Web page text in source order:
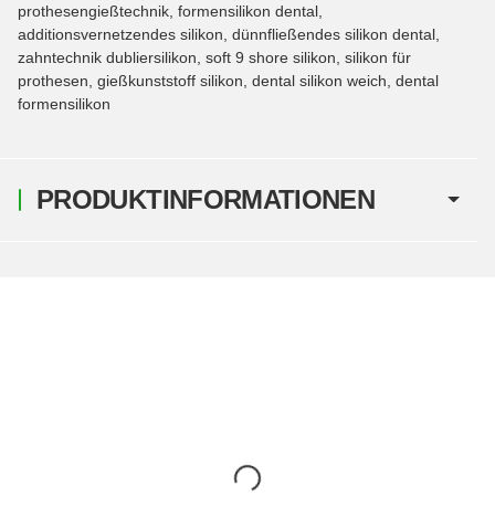
PRODUKTINFORMATIONEN
prothesengießtechnik, formensilikon dental,
additionsvernetzendes silikon, dünnfließendes silikon dental,
zahntechnik dubliersilikon, soft 9 shore silikon, silikon für
prothesen, gießkunststoff silikon, dental silikon weich, dental
formensilikon